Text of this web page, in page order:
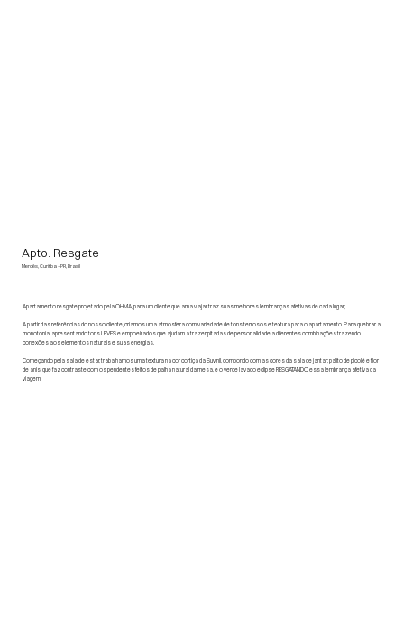
Apto. Resgate
Mercês, Curitiba - PR, Brasil
Apartamento resgate projetado pela OHMA, para um cliente que ama viajar, traz suas melhores lembranças afetivas de cada lugar;
A partir das referências do nosso cliente, criamos uma atmosfera com variedade de tons terrosos e textura para o apartamento. Para quebrar a
monotonia, apresentando tons LEVES e empoeirados que ajudam a trazer pitadas de personalidade a diferentes combinações trazendo
conexões aos elementos naturais e suas energias.
Começando pela sala de estar, trabalhamos uma textura na cor cortiça da Suvinil, compondo com as cores da sala de jantar; palito de picolé e flor
de anis, que faz contraste com os pendentes feitos de palha natural da mesa, e o verde lavado eclipse RESGATANDO essa lembrança afetiva da
viagem.